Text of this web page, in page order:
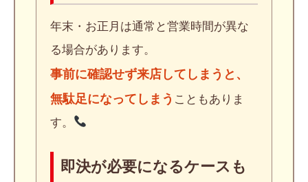
年末・お正月は通常と営業時間が異な
る場合があります。
事前に確認せず来店してしまうと、
無駄足になってしまう こともありま
す。
即決が必要になるケースも